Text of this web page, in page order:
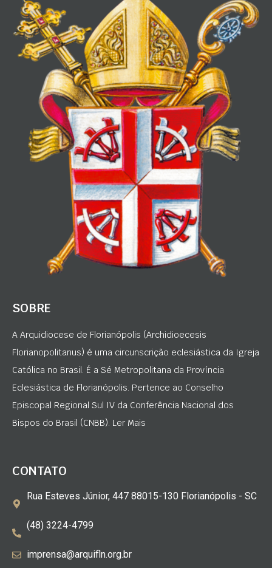
SOBRE
A Arquidiocese de Florianópolis (Archidioecesis
Florianopolitanus) é uma circunscrição eclesiástica da Igreja
Católica no Brasil. É a Sé Metropolitana da Província
Eclesiástica de Florianópolis. Pertence ao Conselho
Episcopal Regional Sul IV da Conferência Nacional dos
Bispos do Brasil (CNBB). Ler Mais
CONTATO
Rua Esteves Júnior, 447 88015-130 Florianópolis - SC
(48) 3224-4799
imprensa@arquifln.org.br